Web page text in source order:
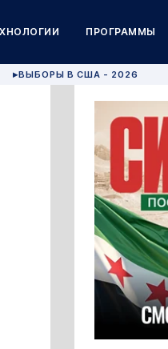
ПРОГРАММЫ
▶ВЫБОРЫ В США - 2026